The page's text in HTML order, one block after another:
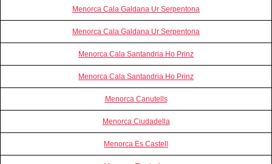
Menorca Cala Galdana Ur Serpentona
Menorca Cala Galdana Ur Serpentona
Menorca Cala Santandria Ho Prinz
Menorca Cala Santandria Ho Prinz
Menorca Canutells
Menorca Ciudadella
Menorca Es Castell